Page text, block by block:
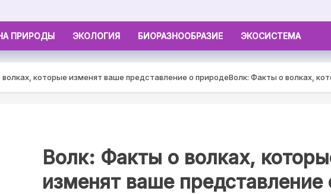
ПРИРОДЫ ЭКОЛОГИЯ БИОРАЗНООБРАЗИЕ ЭКОСИСТЕМА
которые изменят ваше представление о природеВолк: Факты о волках,
Волк: Факты о волках,
изменят ваше представление